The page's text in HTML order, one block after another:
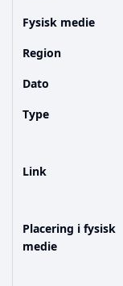
Fysisk medie
Region
Dato
Type
Link
Placering i fysisk
medie